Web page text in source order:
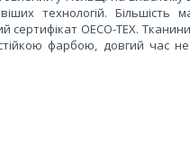
технологій. Більшість
сертифікат OECO-TEX.
фарбою, довгий час